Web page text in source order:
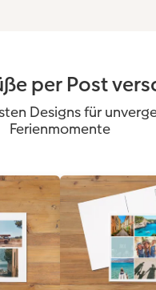
per Post
Designs für
Ferienmomente